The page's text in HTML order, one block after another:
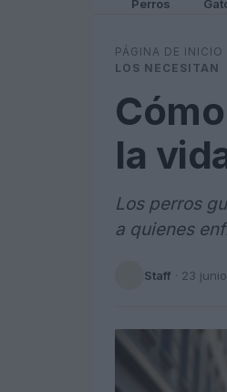
Perros
PÁGINA DE INICIO
LOS NECESITAN
la
Los perros
a quienes
Staff · 23